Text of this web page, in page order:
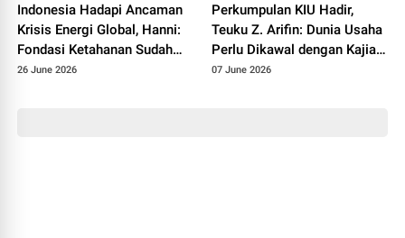
Indonesia Hadapi Ancaman
Krisis Energi Global, Hanni:
Fondasi Ketahanan Sudah
Dibangun
26 June 2026
Perkumpulan KIU Hadir,
Teuku Z. Arifin: Dunia Usaha
Perlu Dikawal dengan Kajian
dan Kontrol Sosial yang
07 June 2026